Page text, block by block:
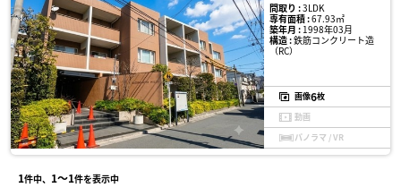
間取り :3LDK
専有面積 :67.93㎡
築年月 :1998年03月
構造 :鉄筋コンクリート造
（RC）
画像6枚
動画
パノラマ / VR
1件中、 1〜1件を表示中